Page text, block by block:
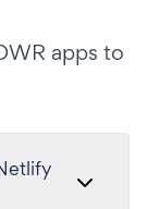
apps to